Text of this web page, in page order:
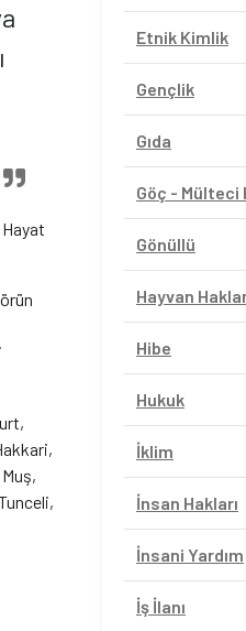
Etnik Kimlik
Gençlik
Gıda
Göç - Mülteci
Gönüllü
Hayvan
Hibe
Hukuk
İklim
İnsan Hakları
İnsani Yardım
İş İlanı